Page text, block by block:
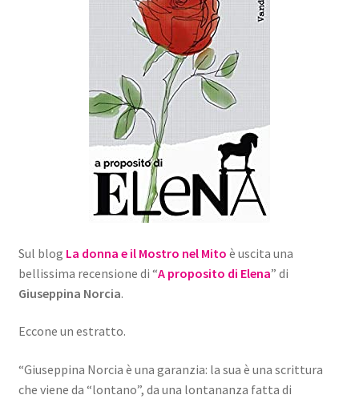
Sul blog La donna e il Mostro nel Mito è uscita una
bellissima recensione di “A proposito di Elena” di
Giuseppina Norcia.
Eccone un estratto.
“Giuseppina Norcia è una garanzia: la sua è una scrittura
che viene da “lontano”, da una lontananza fatta di